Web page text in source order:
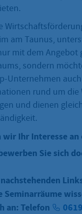
am Taunus,
mit dem Angebot
sondern
Unternehmen
rund um die
und dienen
wir Ihr Interesse
Sie sich
Seminarräume
an: Telefon